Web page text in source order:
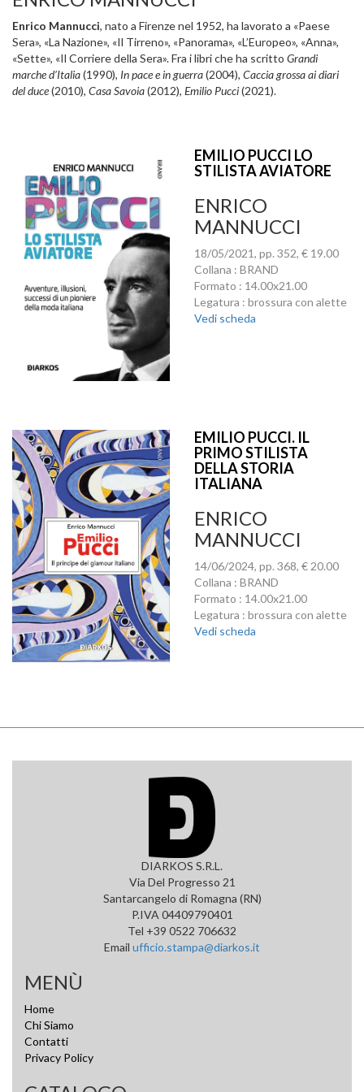
Enrico Mannucci, nato a Firenze nel 1952, ha lavorato a «Paese
Sera», «La Nazione», «Il Tirreno», «Panorama», «L’Europeo», «Anna»,
«Sette», «Il Corriere della Sera». Fra i libri che ha scritto Grandi
marche d’Italia(1990), In pace e in guerra(2004), Caccia grossa ai diari
del duce(2010), Casa Savoia(2012), Emilio Pucci(2021).
EMILIO PUCCI LO
STILISTA AVIATORE
ENRICO
MANNUCCI
18/05/2021, pp. 352, € 19.00
Collana : BRAND
Formato : 14.00x21.00
Legatura : brossura con alette
Vedi scheda
EMILIO PUCCI. IL
PRIMO STILISTA
DELLA STORIA
ITALIANA
ENRICO
MANNUCCI
14/06/2024, pp. 368, € 20.00
Collana : BRAND
Formato : 14.00x21.00
Legatura : brossura con alette
Vedi scheda
DIARKOS S.R.L.
Via Del Progresso 21
Santarcangelo di Romagna (RN)
P.IVA 04409790401
Tel +39 0522 706632
Email ufficio.stampa@diarkos.it
MENÙ
Home
Chi Siamo
Contatti
Privacy Policy